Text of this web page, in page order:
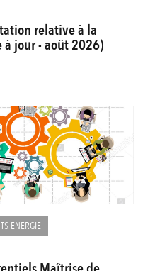
relative à la
jour - août 2026)
ENERGIE